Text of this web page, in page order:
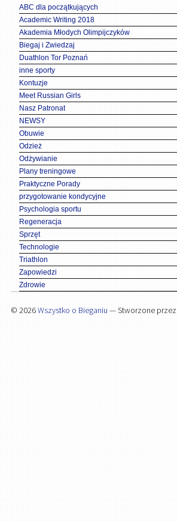
ABC dla początkujących
Academic Writing 2018
Akademia Młodych Olimpijczyków
Biegaj i Zwiedzaj
Duathlon Tor Poznań
inne sporty
Kontuzje
Meet Russian Girls
Nasz Patronat
NEWSY
Obuwie
Odzież
Odżywianie
Plany treningowe
Praktyczne Porady
przygotowanie kondycyjne
Psychologia sportu
Regeneracja
Sprzęt
Technologie
Triathlon
Zapowiedzi
Zdrowie
© 2026Wszystko o Bieganiu — Stworzone przez